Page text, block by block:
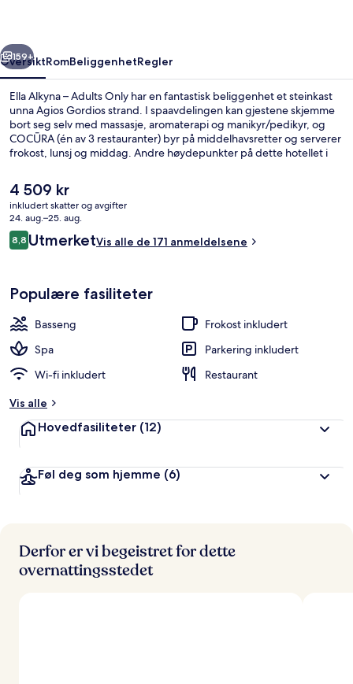
Neste
159+
OversiktRomBeliggenhetRegler
Ella Alkyna – Adults Only har en fantastisk beliggenhet et steinkast
unna Agios Gordios strand. I spaavdelingen kan gjestene skjemme
bort seg selv med massasje, aromaterapi og manikyr/pedikyr, og
COCŪRA (én av 3 restauranter) byr på middelhavsretter og serverer
frokost, lunsj og middag. Andre høydepunkter på dette hotellet i
innendørsbasseng og en strandbar. Andre reisende skryter av blant
annet den vennlige betjeningen.
Den
nåværende
prisen
er
4 509 kr
4 509 kr
inkludert skatter og avgifter
24. aug.–25. aug.
Anmeldelser
8,88,8 av 10 –
UtmerketVis alle de 171 anmeldelsene
Populære fasiliteter
Basseng
Frokost inkludert
Spa
Parkering inkludert
Wi-fi inkludert
Restaurant
Vis alle
Hovedfasiliteter (12)
Føl deg som hjemme (6)
Derfor er vi begeistret for dette
overnattingsstedet